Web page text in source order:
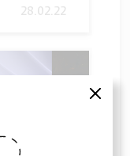
28.02.22
סגור